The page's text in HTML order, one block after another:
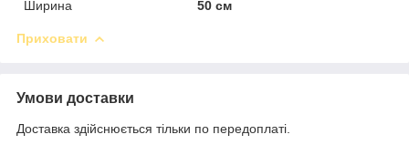
Ширина
50 см
Приховати
Умови доставки
Доставка здійснюється тільки по передоплаті.